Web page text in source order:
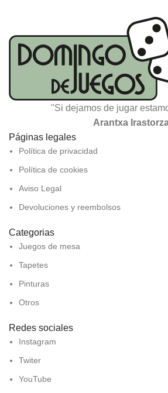
"Si dejamos de jugar
Arantxa
Páginas legales
Política de privacidad
Política de cookies
Aviso Legal
Devoluciones y reembolsos
Categorias
Juegos de mesa
Tapetes
Pinturas
Otros
Redes sociales
Instagram
Twiter
YouTube